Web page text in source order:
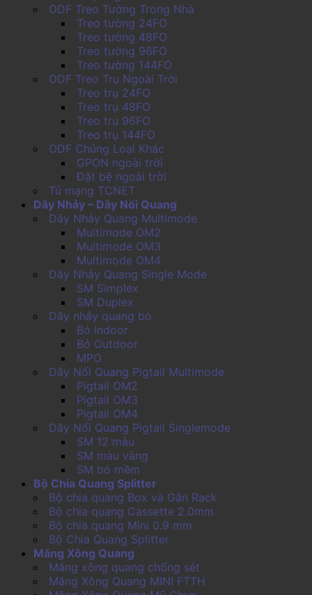
ODF Treo Tường Trong Nhà
Treo tường 24FO
Treo tường 48FO
Treo tường 96FO
Treo tường 144FO
ODF Treo Trụ Ngoài Trời
Treo trụ 24FO
Treo trụ 48FO
Treo trụ 96FO
Treo trụ 144FO
ODF Chủng Loại Khác
GPON ngoài trời
Đặt bệ ngoài trời
Tủ mạng TCNET
Dây Nhảy – Dây Nối Quang
Dây Nhảy Quang Multimode
Multimode OM2
Multimode OM3
Multimode OM4
Dây Nhảy Quang Single Mode
SM Simplex
SM Duplex
Dây nhảy quang bó
Bó Indoor
Bó Outdoor
MPO
Dây Nối Quang Pigtail Multimode
Pigtail OM2
Pigtail OM3
Pigtail OM4
Dây Nối Quang Pigtail Singlemode
SM 12 màu
SM màu vàng
SM bó mềm
Bộ Chia Quang Splitter
Bộ chia quang Box và Gắn Rack
Bộ chia quang Cassette 2.0mm
Bộ chia quang Mini 0.9 mm
Bộ Chia Quang Splitter
Măng Xông Quang
Măng xông quang chống sét
Măng Xông Quang MINI FTTH